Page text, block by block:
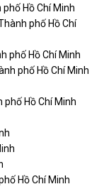
Hồ Chí Minh
phố Hồ Chí
phố Hồ Chí Minh
phố Hồ Chí Minh
phố Hồ Chí Minh
Hồ Chí Minh